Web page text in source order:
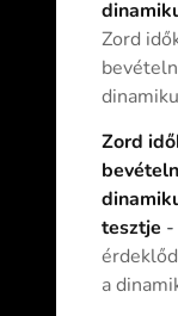
Zord
Zord
tesztje -
a